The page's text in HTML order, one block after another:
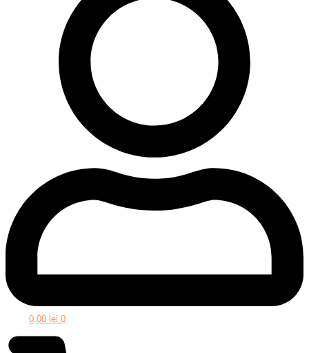
0,00 lei 0